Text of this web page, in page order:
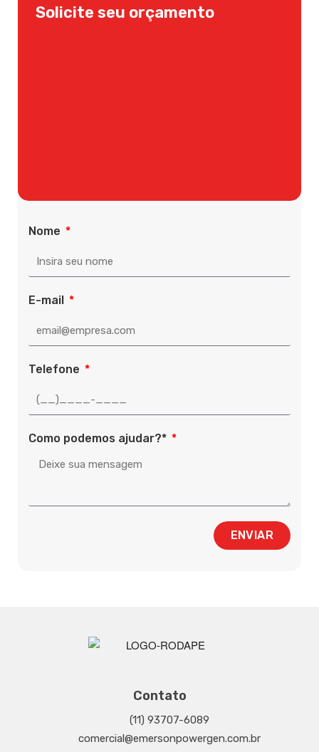
Solicite seu orçamento
Nome
E-mail
Telefone
Como podemos ajudar?*
ENVIAR
Contato
(11) 93707-6089
comercial@emersonpowergen.com.br